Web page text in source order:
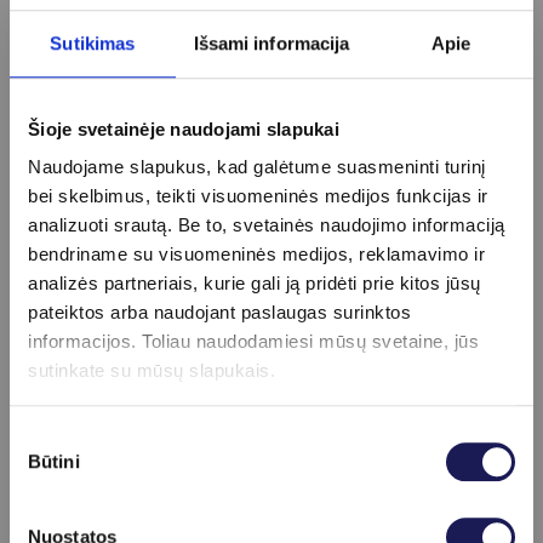
Sutikimas Išsami informacija Apie
Šioje svetainėje naudojami slapukai
Naudojame slapukus, kad galėtume suasmeninti turinį
bei skelbimus, teikti visuomeninės medijos funkcijas ir
analizuoti srautą. Be to, svetainės naudojimo informaciją
bendriname su visuomeninės medijos, reklamavimo ir
analizės partneriais, kurie gali ją pridėti prie kitos jūsų
pateiktos arba naudojant paslaugas surinktos
informacijos. Toliau naudodamiesi mūsų svetaine, jūs
sutinkate su mūsų slapukais.
pasirinkimas
Būtini
Nuostatos
dalis turi būti „išleista“ į tualetą. Tai padeda
organų ir garantuoja tikslesnius rezultatus.
Ko vengti prieš tyrimą?
–Nevalgykite tam tikrų maisto produktų
kai kurie maisto produktai gali pakeisti
šlapimo spalvą ir kvapą, pavyzdžiui,
tyrimą, 24–48 valandas prieš tyrimą venkite